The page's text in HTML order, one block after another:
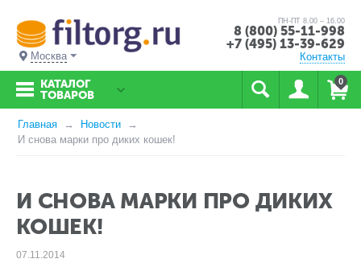
Москва
ПН-ПТ 8.00 – 16.00
8 (800) 55-11-998
+7 (495) 13-39-629
Контакты
0
КАТАЛОГ
ТОВАРОВ
Главная
Новости
И снова марки про диких кошек!
И СНОВА МАРКИ ПРО ДИКИХ
КОШЕК!
07.11.2014